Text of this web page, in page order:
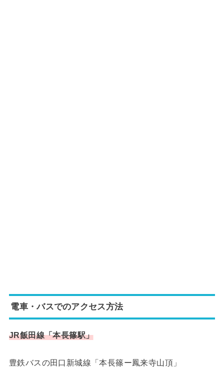
電車・バスでのアクセス方法
JR飯田線「本長篠駅」
豊鉄バスの田口新城線「本長篠ー鳳来寺山頂」